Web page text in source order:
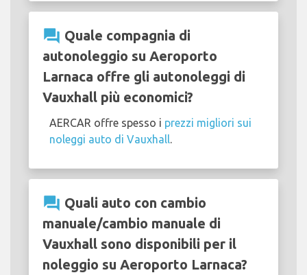
question_answer Quale compagnia di
autonoleggio su Aeroporto
Larnaca offre gli autonoleggi di
Vauxhall più economici?
AERCAR offre spesso i prezzi migliori sui
noleggi auto di Vauxhall
question_answer Quali auto con cambio
manuale/cambio manuale di
Vauxhall sono disponibili per il
noleggio su Aeroporto Larnaca?